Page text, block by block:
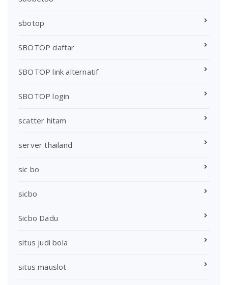
sbotop
SBOTOP daftar
SBOTOP link alternatif
SBOTOP login
scatter hitam
server thailand
sic bo
sicbo
Sicbo Dadu
situs judi bola
situs mauslot